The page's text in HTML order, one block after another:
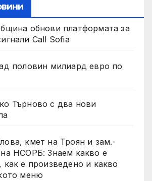
обнови платформата за
Call Sofia
половин милиард евро по
Търново с два нови
кмет на Троян и зам.-
НСОРБ: Знаем какво е
как е произведено и какво
меню